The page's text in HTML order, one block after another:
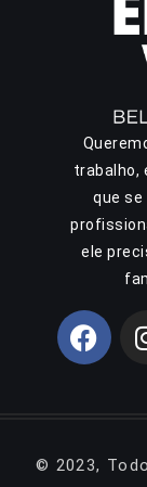
trabalho,
que
ele
© 2023,